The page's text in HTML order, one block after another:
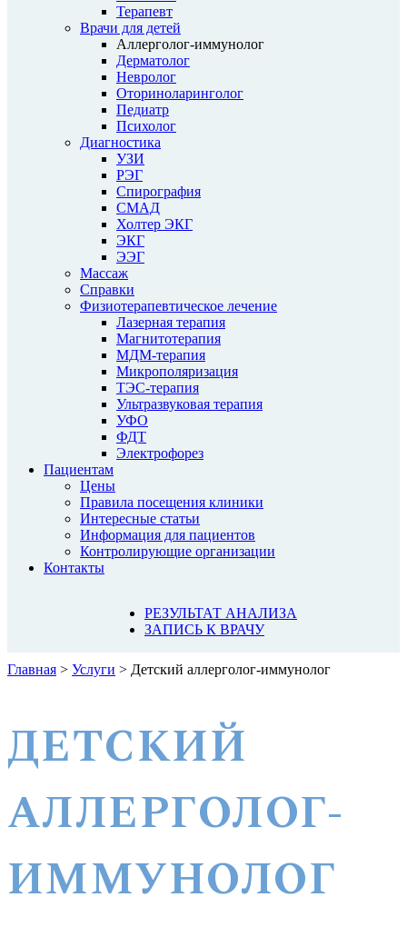
Терапевт
Врачи для детей
Аллерголог-иммунолог
Дерматолог
Невролог
Оториноларинголог
Педиатр
Психолог
Диагностика
УЗИ
РЭГ
Спирография
СМАД
Холтер ЭКГ
ЭКГ
ЭЭГ
Массаж
Справки
Физиотерапевтическое лечение
Лазерная терапия
Магнитотерапия
МДМ-терапия
Микрополяризация
ТЭС-терапия
Ультразвуковая терапия
УФО
ФДТ
Электрофорез
Пациентам
Цены
Правила посещения клиники
Интересные статьи
Информация для пациентов
Контролирующие организации
Контакты
РЕЗУЛЬТАТ АНАЛИЗА
ЗАПИСЬ К ВРАЧУ
Главная > Услуги > Детский аллерголог-иммунолог
ДЕТСКИЙ
АЛЛЕРГОЛОГ-
ИММУНОЛОГ